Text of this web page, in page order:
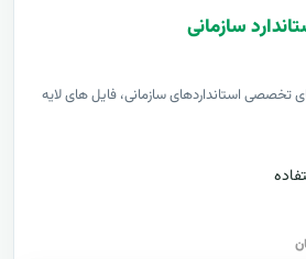
سازمانی
تخصصی استانداردهای سازمانی، فایل های لایه